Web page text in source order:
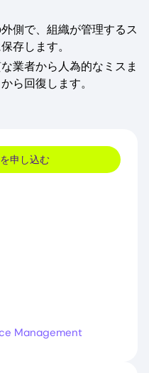
側で、組織が管理するス
存します。
業者から人為的なミスま
ら回復します。
申し込む
Management